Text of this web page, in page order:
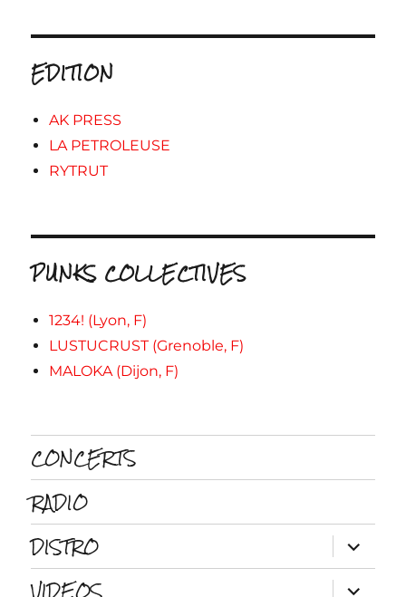
EDITION
AK PRESS
LA PETROLEUSE
RYTRUT
PUNKS COLLECTIVES
1234! (Lyon, F)
LUSTUCRUST (Grenoble, F)
MALOKA (Dijon, F)
CONCERTS
RADIO
DISTRO
ouvrir
le
sous-
menu
ouvrir